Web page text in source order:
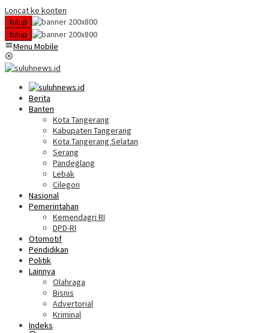
Loncat ke konten
tutup
tutup
Menu Mobile
Berita
Banten
Kota Tangerang
Kabupaten Tangerang
Kota Tangerang Selatan
Serang
Pandeglang
Lebak
Cilegon
Nasional
Pemerintahan
Kemendagri RI
DPD-RI
Otomotif
Pendidikan
Politik
Lainnya
Olahraga
Bisnis
Advertorial
Kriminal
Indeks